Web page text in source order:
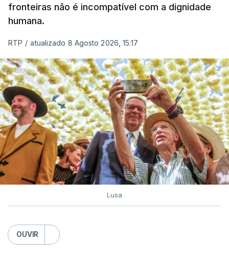
fronteiras não é incompatível com a dignidade
humana.
RTP / atualizado 8 Agosto 2026, 15:17
Lusa
OUVIR